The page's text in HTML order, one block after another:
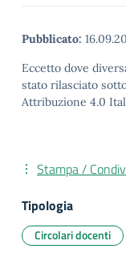
Pubblicato:
Eccetto dove
stato rilasciato
Attribuzione 4.0
Stampa /
Tipologia
Circolari docenti